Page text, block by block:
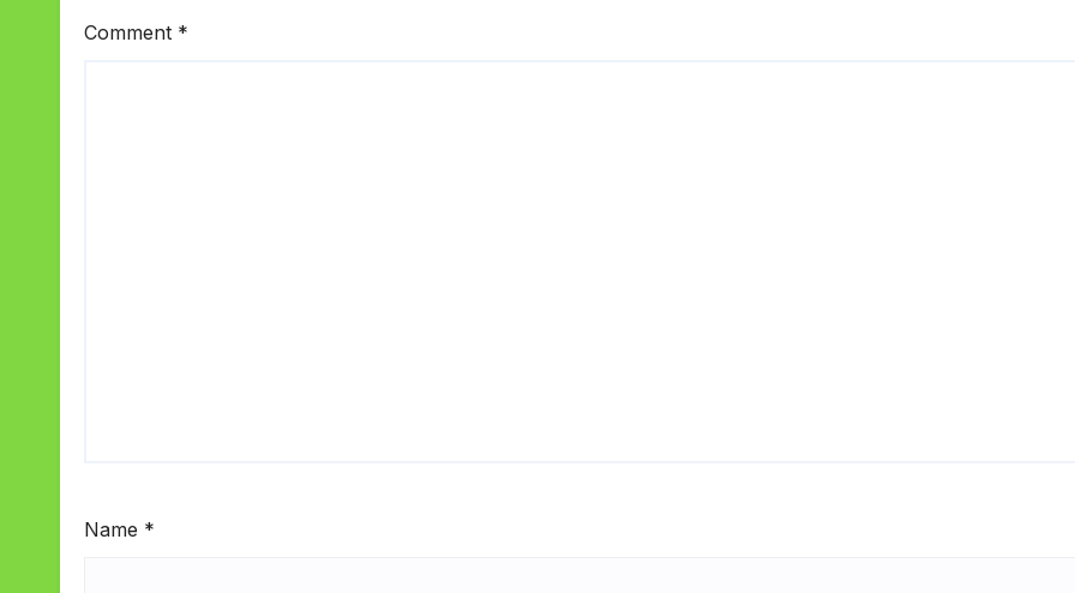
Comment *
Name *